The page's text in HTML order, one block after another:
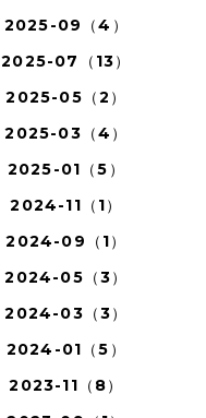
2025-09（4）
2025-07（13）
2025-05（2）
2025-03（4）
2025-01（5）
2024-11（1）
2024-09（1）
2024-05（3）
2024-03（3）
2024-01（5）
2023-11（8）